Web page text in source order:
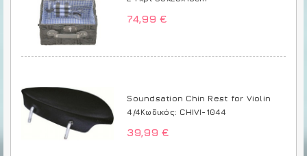
74,99 €
Soundsation Chin Rest for Violin
4/4Κωδικός: CHIVI-1044
39,99 €